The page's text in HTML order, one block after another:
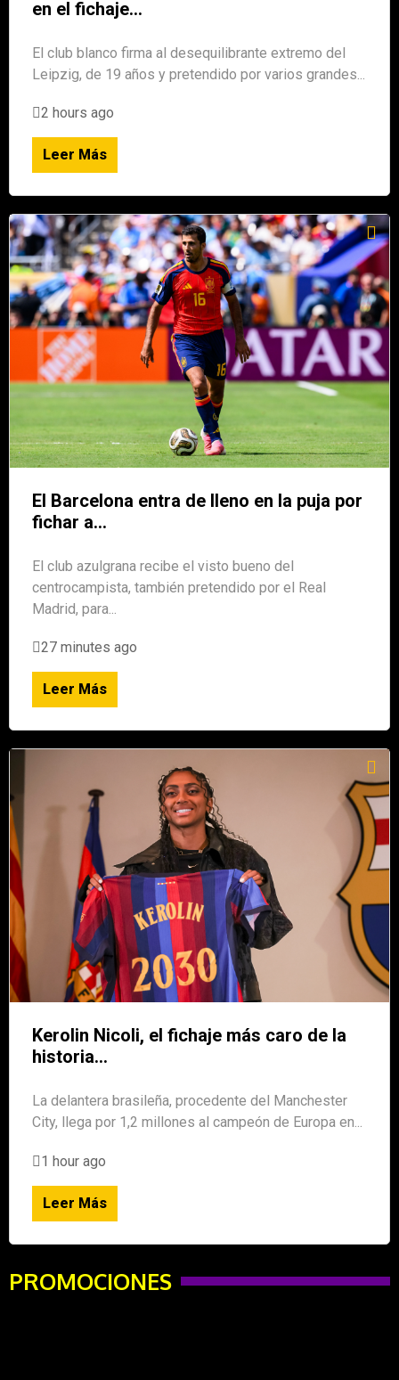
en el fichaje...
El club blanco firma al desequilibrante extremo del
Leipzig, de 19 años y pretendido por varios grandes...
2 hours ago
Leer Más
El Barcelona entra de lleno en la puja por
fichar a...
El club azulgrana recibe el visto bueno del
centrocampista, también pretendido por el Real
Madrid, para...
27 minutes ago
Leer Más
Kerolin Nicoli, el fichaje más caro de la
historia...
La delantera brasileña, procedente del Manchester
City, llega por 1,2 millones al campeón de Europa en...
1 hour ago
Leer Más
PROMOCIONES